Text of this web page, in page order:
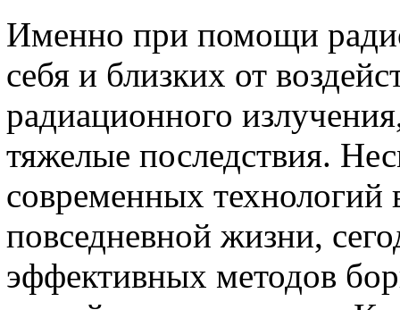
Именно при помощи
себя и близких от
радиационного
тяжелые последствия.
современных технологий
повседневной жизни,
эффективных методов